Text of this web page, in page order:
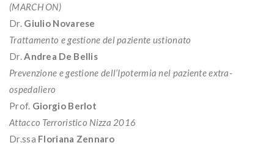
(MARCH ON)
Dr. Giulio Novarese
Trattamento e gestione del paziente ustionato
Dr.Andrea De Bellis
Prevenzione e gestione dell’Ipotermia nel paziente extra-
ospedaliero
Prof. Giorgio Berlot
Attacco Terroristico Nizza 2016
Dr.ssa Floriana Zennaro